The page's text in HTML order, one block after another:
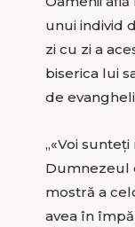
unui individ
zi cu zi a
biserica lui
de
„«Voi
Dumnezeul
mostră a
avea în